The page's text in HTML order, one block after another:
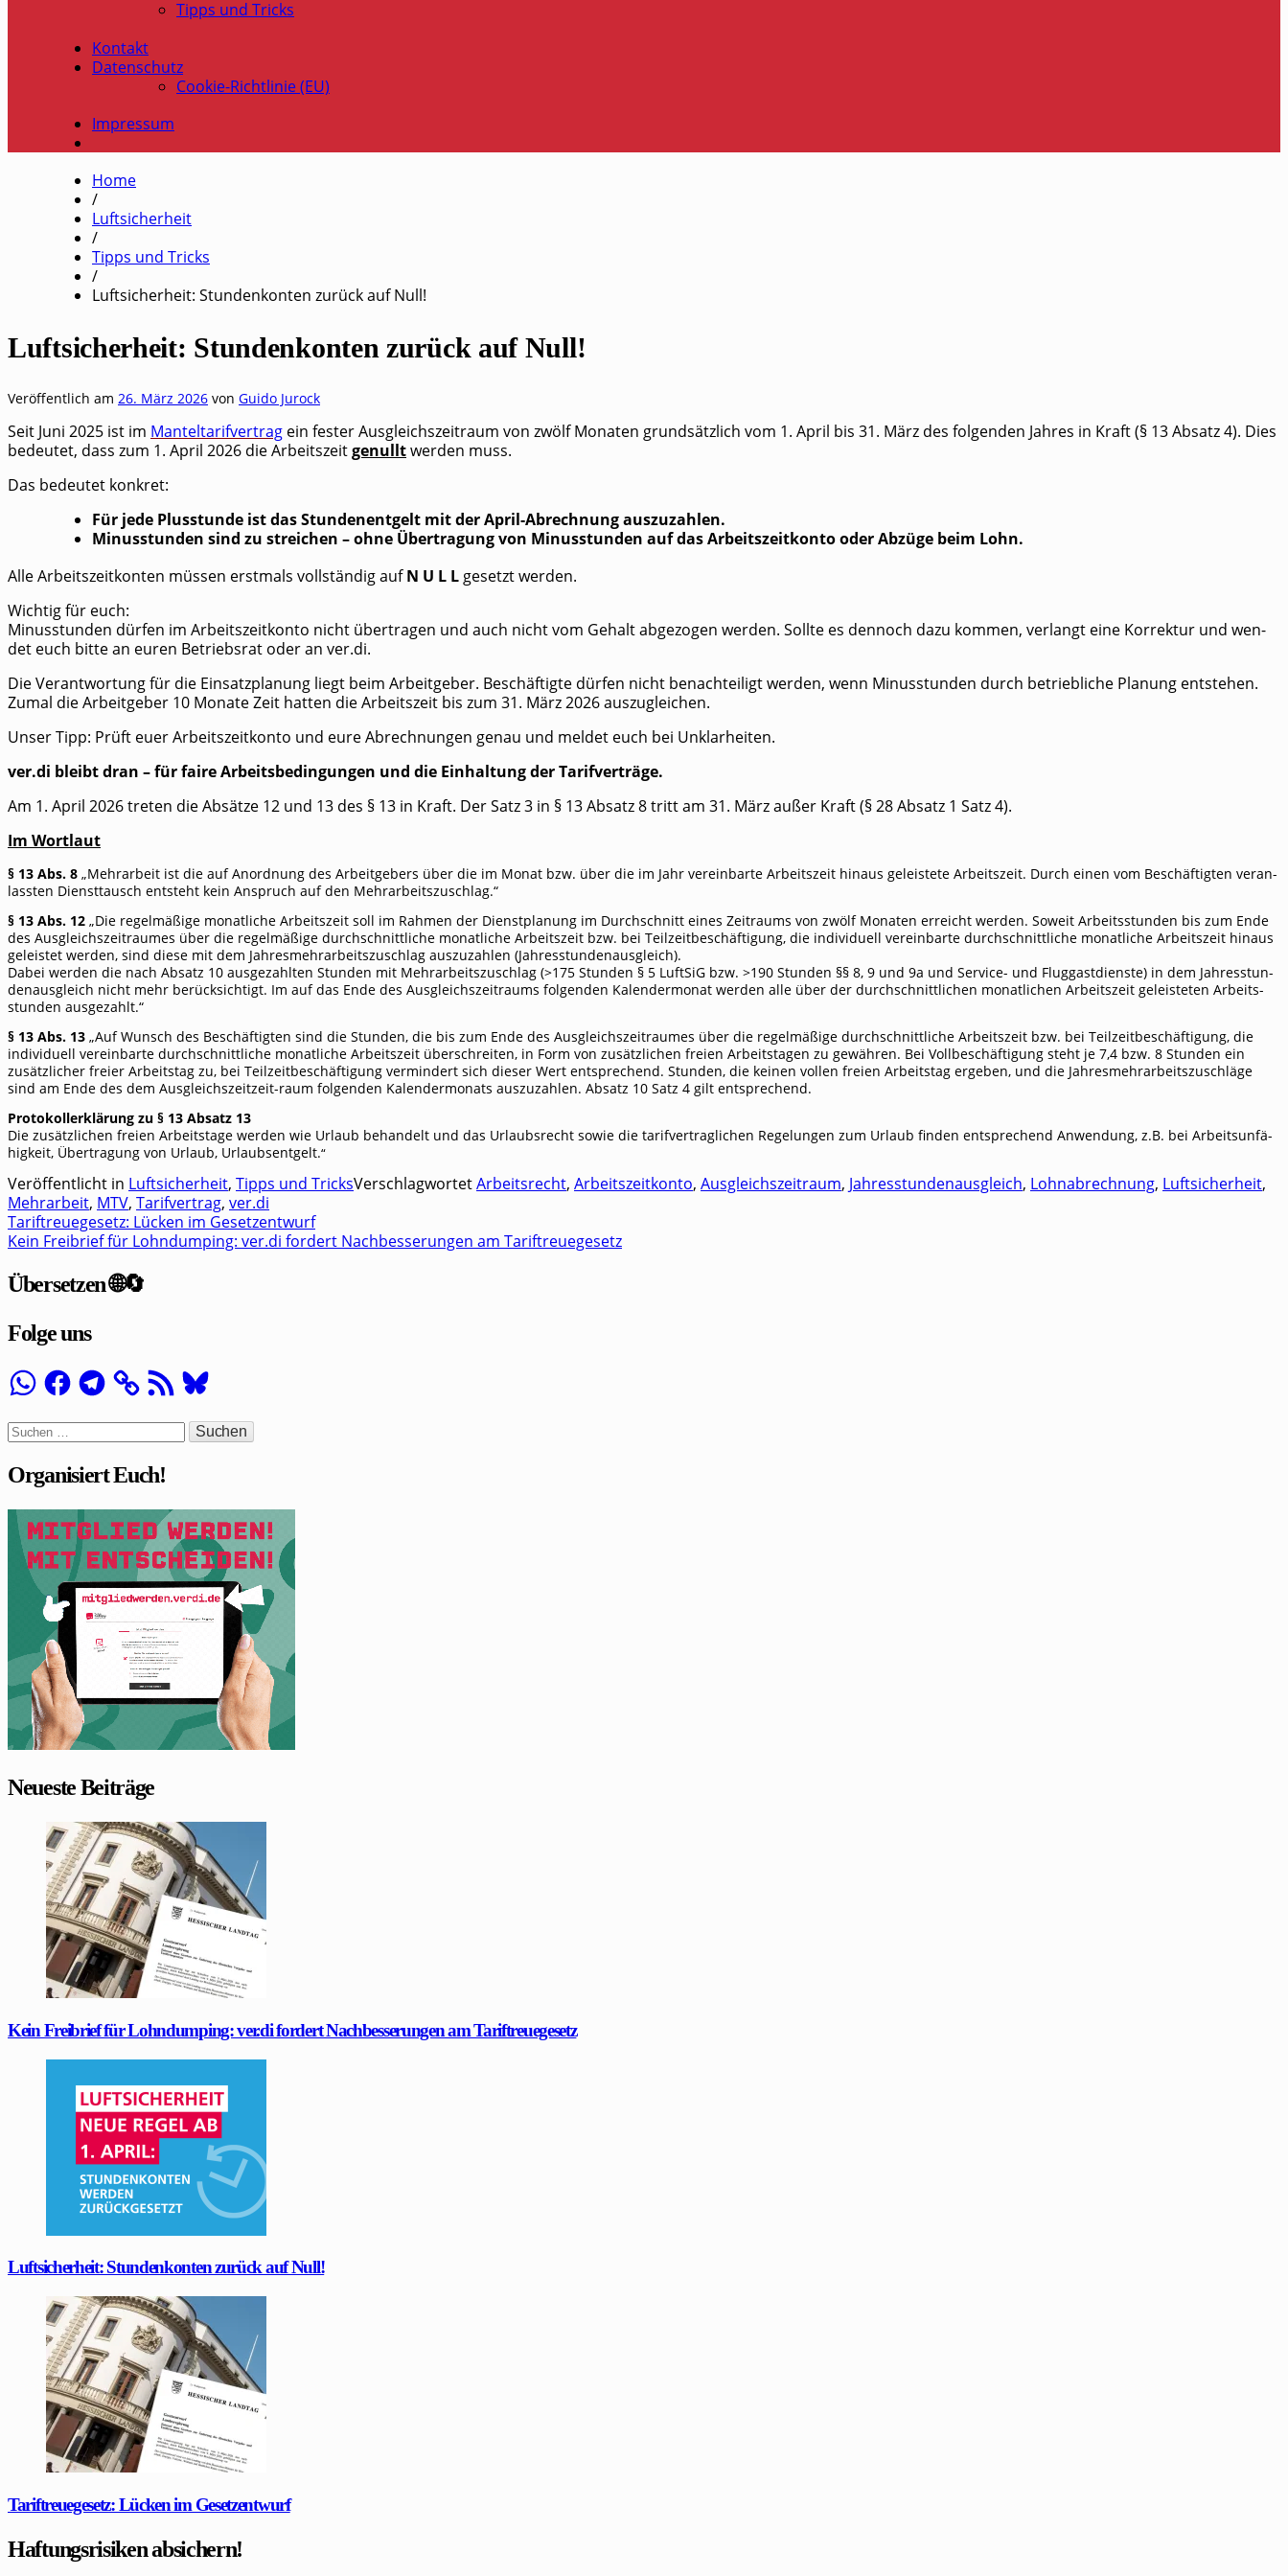
Tipps und Tricks
Kontakt
Datenschutz
Cookie-Richtlinie (EU)
Impressum
Home
/
Luftsicherheit
/
Tipps und Tricks
/
Luftsicherheit: Stundenkonten zurück auf Null!
Luftsicherheit: Stundenkonten zurück auf Null!
Veröffentlich am 26. März 2026 von Guido Jurock
Seit Juni 2025 ist im Man­tel­ta­rif­ver­trag ein fes­ter Aus­gleichs­zeit­raum von zwölf Mona­ten grund­sätz­lich vom 1. April bis 31. März des fol­gen­den Jah­res in Kraft (§ 13 Absatz 4). Dies
bedeu­tet, dass zum 1. April 2026 die Arbeits­zeitgenulltwer­den muss.
Das bedeu­tet konkret:
Für jede Plus­stun­de ist das Stun­den­ent­gelt mit der April-Abrech­nung auszuzahlen.
Minus­stun­den sind zu strei­chen – ohne Über­tra­gung von Minus­stun­den auf das Arbeits­zeit­kon­to oder Abzü­ge beim Lohn.
Alle Arbeits­zeit­kon­ten müs­sen erst­mals voll­stän­dig aufN U L L gesetzt werden.
Wich­tig für euch:
Minus­stun­den dür­fen im Arbeits­zeit­kon­to nicht über­tra­gen und auch nicht vom Gehalt abge­zo­gen wer­den. Soll­te es den­noch dazu kom­men, ver­langt eine Kor­rek­tur und wen­
det euch bit­te an euren Betriebs­rat oder an ver.di.
Die Ver­ant­wor­tung für die Ein­satz­pla­nung liegt beim Arbeit­ge­ber. Beschäf­tig­te dür­fen nicht benach­tei­ligt wer­den, wenn Minus­stun­den durch betrieb­li­che Pla­nung ent­ste­hen.
Zumal die Arbeit­ge­ber 10 Mona­te Zeit hat­ten die Arbeits­zeit bis zum 31. März 2026 auszugleichen.
Unser Tipp: Prüft euer Arbeits­zeit­kon­to und eure Abrech­nun­gen genau und mel­det euch bei Unklarheiten.
ver.di bleibt dran – für fai­re Arbeits­be­din­gun­gen und die Ein­hal­tung der Tarifverträge.
Am 1. April 2026 tre­ten die Absät­ze 12 und 13 des § 13 in Kraft. Der Satz 3 in § 13 Absatz 8 tritt am 31. März außer Kraft (§ 28 Absatz 1 Satz 4).
Im Wort­laut
§ 13 Abs. 8 „Mehr­ar­beit ist die auf Anord­nung des Arbeit­ge­bers über die im Monat bzw. über die im Jahr ver­ein­bar­te Arbeits­zeit hin­aus geleis­te­te Arbeits­zeit. Durch einen vom Beschäf­tig­ten ver­an­
lass­ten Dienst­tausch ent­steht kein Anspruch auf den Mehrarbeitszuschlag.“
§ 13 Abs. 12 „Die regel­mä­ßi­ge monat­li­che Arbeits­zeit soll im Rah­men der Dienst­pla­nung im Durch­schnitt eines Zeit­raums von zwölf Mona­ten erreicht wer­den. Soweit Arbeits­stun­den bis zum Ende
des Aus­gleichs­zeit­rau­mes über die regel­mä­ßi­ge durch­schnitt­li­che monat­li­che Arbeits­zeit bzw. bei Teil­zeit­be­schäf­ti­gung, die indi­vi­du­ell ver­ein­bar­te durch­schnitt­li­che monat­li­che Arbeits­zeit hin­aus
geleis­tet wer­den, sind die­se mit dem Jah­res­mehr­ar­beits­zu­schlag aus­zu­zah­len (Jah­res­stun­den­aus­gleich).
Dabei wer­den die nach Absatz 10 aus­ge­zahl­ten Stun­den mit Mehr­ar­beits­zu­schlag (>175 Stun­den § 5 Luft­SiG bzw. >190 Stun­den §§ 8, 9 und 9a und Ser­vice- und Flug­gast­diens­te) in dem Jah­res­stun­
den­aus­gleich nicht mehr berück­sich­tigt. Im auf das Ende des Aus­gleichs­zeit­raums fol­gen­den Kalen­der­mo­nat wer­den alle über der durch­schnitt­li­chen monat­li­chen Arbeits­zeit geleis­te­ten Arbeits­
stun­den ausgezahlt.“
§ 13 Abs. 13 „Auf Wunsch des Beschäf­tig­ten sind die Stun­den, die bis zum Ende des Aus­gleichs­zeit­rau­mes über die regel­mä­ßi­ge durch­schnitt­li­che Arbeits­zeit bzw. bei Teil­zeit­be­schäf­ti­gung, die
indi­vi­du­ell ver­ein­bar­te durch­schnitt­li­che monat­li­che Arbeits­zeit über­schrei­ten, in Form von zusätz­li­chen frei­en Arbeits­ta­gen zu gewäh­ren. Bei Voll­be­schäf­ti­gung steht je 7,4 bzw. 8 Stun­den ein
zusätz­li­cher frei­er Arbeits­tag zu, bei Teil­zeit­be­schäf­ti­gung ver­min­dert sich die­ser Wert ent­spre­chend. Stun­den, die kei­nen vol­len frei­en Arbeits­tag erge­ben, und die Jah­res­mehr­ar­beits­zu­schlä­ge
sind am Ende des dem Aus­gleichs­zeit­zeit-raum fol­gen­den Kalen­der­mo­nats aus­zu­zah­len. Absatz 10 Satz 4 gilt entsprechend.
Pro­to­kol­lerklä­rung zu § 13 Absatz 13
Die zusätz­li­chen frei­en Arbeits­ta­ge wer­den wie Urlaub behan­delt und das Urlaubs­recht sowie die tarif­ver­trag­li­chen Rege­lun­gen zum Urlaub fin­den ent­spre­chend Anwen­dung, z.B. bei Arbeits­un­fä­
hig­keit, Über­tra­gung von Urlaub, Urlaubs­ent­gelt.“
Veröffentlicht in Luftsicherheit, Tipps und TricksVerschlagwortetArbeitsrecht, Arbeitszeitkonto, Ausgleichszeitraum, Jahresstundenausgleich, Lohnabrechnung, Luftsicherheit,
Mehrarbeit, MTV, Tarifvertrag, ver.di
Beitragsnavigation
Tariftreuegesetz: Lücken im Gesetzentwurf
Kein Freibrief für Lohndumping: ver.di fordert Nachbesserungen am Tariftreuegesetz
Übersetzen 🌐🔄
Folge uns
WhatsApp
FacebookTelegram RSS-
Feed
Bluesky
Suchen
nach:
Organisiert Euch!
Neueste Beiträge
Kein Freibrief für Lohndumping: ver.di fordert Nachbesserungen am Tariftreuegesetz
Luftsicherheit: Stundenkonten zurück auf Null!
Tariftreuegesetz: Lücken im Gesetzentwurf
Haftungsrisiken absichern!